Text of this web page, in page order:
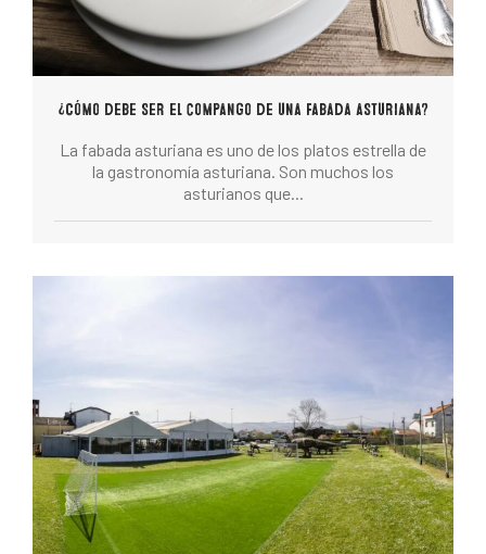
¿Cómo debe ser el compango de una fabada asturiana?
La fabada asturiana es uno de los platos estrella de
la gastronomía asturiana. Son muchos los
asturianos que...